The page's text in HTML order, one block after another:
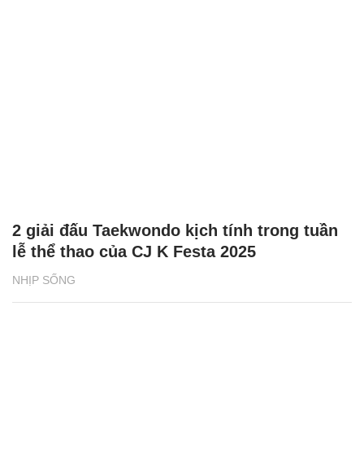
NHỊP SỐNG
2 giải đấu Taekwondo kịch tính trong tuần
lễ thể thao của CJ K Festa 2025